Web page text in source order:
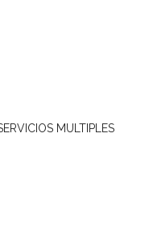
MULTIPLES